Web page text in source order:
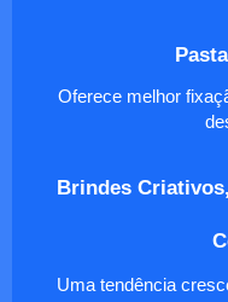
Oferece melhor
Brindes
Uma tendência